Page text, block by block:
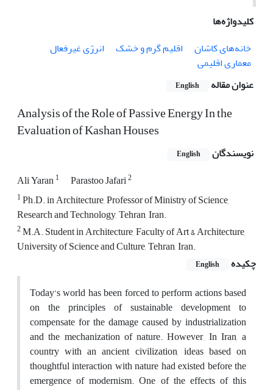
کلیدواژه‌ها
خانه‌های کاشان
اقلیم گرم و خشک
انرژی غیرفعال
معماری اقلیمی
عنوان مقاله
English
Analysis of the Role of Passive Energy In the
Evaluation of Kashan Houses
نویسندگان English
Ali Yaran1 Parastoo Jafari2
1Ph.D. in Architecture, Professor of Ministry of Science,
Research and Technology, Tehran, Iran.
2M.A. Student in Architecture, Faculty of Art & Architecture,
University of Science and Culture, Tehran, Iran.
چکیده
English
Today’s world has been forced to perform actions based
on the principles of sustainable development to
compensate for the damage caused by industrialization
and the mechanization of nature. However, In Iran, a
country with an ancient civilization, ideas based on
thoughtful interaction with nature had existed before the
emergence of modernism. One of the effects of this